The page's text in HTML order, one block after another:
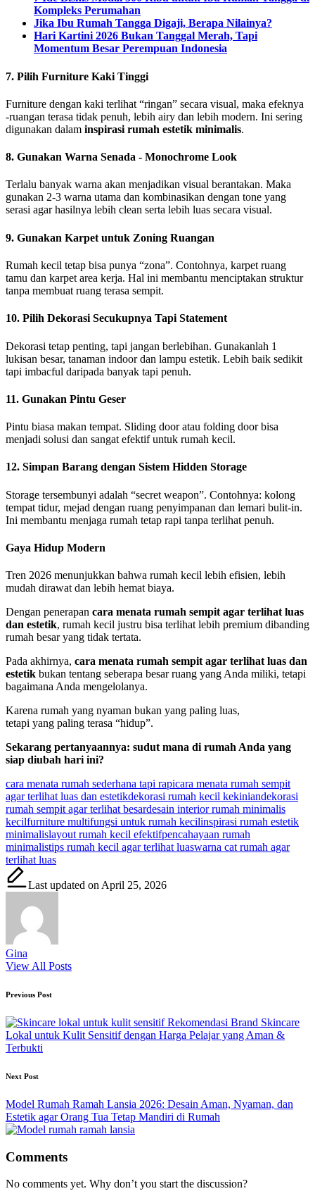
Kompleks Perumahan
Jika Ibu Rumah Tangga Digaji, Berapa Nilainya?
Hari Kartini 2026 Bukan Tanggal Merah, Tapi
Momentum Besar Perempuan Indonesia
7. Pilih Furniture Kaki Tinggi
Furniture dengan kaki terlihat “ringan” secara visual, maka efeknya
-ruangan terasa tidak penuh, lebih airy dan lebih modern. Ini sering
digunakan dalam inspirasi rumah estetik minimalis.
8. Gunakan Warna Senada - Monochrome Look
Terlalu banyak warna akan menjadikan visual berantakan. Maka
gunakan 2-3 warna utama dan kombinasikan dengan tone yang
serasi agar hasilnya lebih clean serta lebih luas secara visual.
9. Gunakan Karpet untuk Zoning Ruangan
Rumah kecil tetap bisa punya “zona”. Contohnya, karpet ruang
tamu dan karpet area kerja. Hal ini membantu menciptakan struktur
tanpa membuat ruang terasa sempit.
10. Pilih Dekorasi Secukupnya Tapi Statement
Dekorasi tetap penting, tapi jangan berlebihan. Gunakanlah 1
lukisan besar, tanaman indoor dan lampu estetik. Lebih baik sedikit
tapi imbacful daripada banyak tapi penuh.
11. Gunakan Pintu Geser
Pintu biasa makan tempat. Sliding door atau folding door bisa
menjadi solusi dan sangat efektif untuk rumah kecil.
12. Simpan Barang dengan Sistem Hidden Storage
Storage tersembunyi adalah “secret weapon”. Contohnya: kolong
tempat tidur, mejad dengan ruang penyimpanan dan lemari bulit-in.
Ini membantu menjaga rumah tetap rapi tanpa terlihat penuh.
Gaya Hidup Modern
Tren 2026 menunjukkan bahwa rumah kecil lebih efisien, lebih
mudah dirawat dan lebih hemat biaya.
Dengan penerapan cara menata rumah sempit agar terlihat luas
dan estetik, rumah kecil justru bisa terlihat lebih premium dibanding
rumah besar yang tidak tertata.
Pada akhirnya, cara menata rumah sempit agar terlihat luas dan
estetik bukan tentang seberapa besar ruang yang Anda miliki, tetapi
bagaimana Anda mengelolanya.
Karena rumah yang nyaman bukan yang paling luas,
tetapi yang paling terasa “hidup”.
Sekarang pertanyaannya: sudut mana di rumah Anda yang
siap diubah hari ini?
Tags:
cara menata rumah sederhana tapi rapicara menata rumah sempit
agar terlihat luas dan estetikdekorasi rumah kecil kekiniandekorasi
rumah sempit agar terlihat besardesain interior rumah minimalis
kecilfurniture multifungsi untuk rumah kecilinspirasi rumah estetik
minimalislayout rumah kecil efektifpencahayaan rumah
minimalistips rumah kecil agar terlihat luaswarna cat rumah agar
terlihat luas
Last updated on April 25, 2026
Gina
View All Posts
Post
navigation
Previous Post
Rekomendasi Brand Skincare
Lokal untuk Kulit Sensitif dengan Harga Pelajar yang Aman &
Terbukti
Next Post
Model Rumah Ramah Lansia 2026: Desain Aman, Nyaman, dan
Estetik agar Orang Tua Tetap Mandiri di Rumah
Comments
No comments yet. Why don’t you start the discussion?